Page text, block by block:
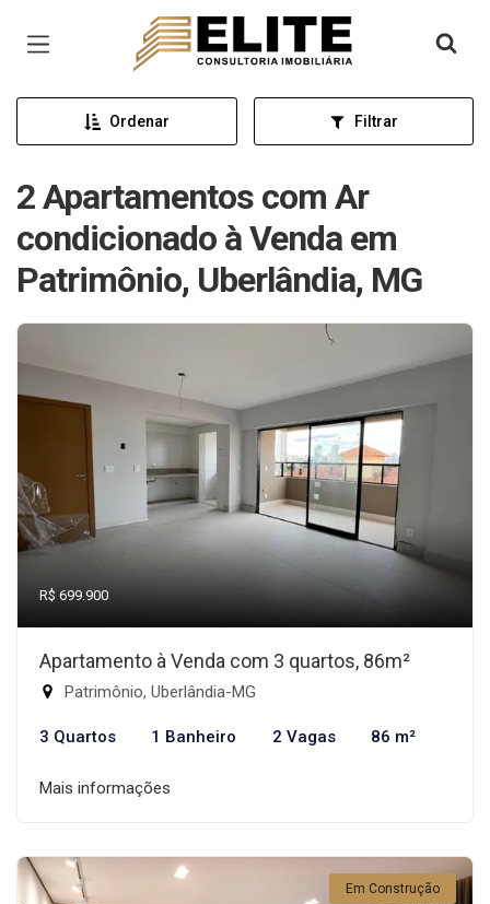
Página inicial
Ordenar Filtrar
2 Apartamentos com Ar
condicionado à Venda em
Patrimônio, Uberlândia, MG
R$ 699.900
Apartamento à Venda com 3 quartos, 86m²
Patrimônio, Uberlândia-MG
3 Quartos 1 Banheiro 2 Vagas 86 m²
Mais informações
Em Construção